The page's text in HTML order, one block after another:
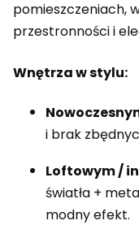
pomieszczeniach,
przestronności i
Wnętrza w stylu:
i brak
Loftowym /
światła +
modny efekt.